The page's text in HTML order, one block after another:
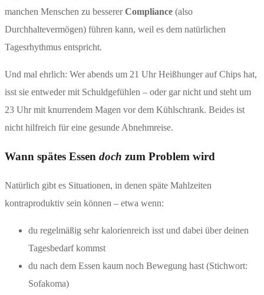
manchen Menschen zu bessererCompliance (also
Durchhaltevermögen) führen kann, weil es dem natürlichen
Tagesrhythmus entspricht.
Und mal ehrlich: Wer abends um 21 Uhr Heißhunger auf Chips hat,
isst sie entweder mit Schuldgefühlen – oder gar nicht und steht um
23 Uhr mit knurrendem Magen vor dem Kühlschrank. Beides ist
nicht hilfreich für eine gesunde Abnehmreise.
Wann spätes Essen doch zum Problem wird
Natürlich gibt es Situationen, in denen späte Mahlzeiten
kontraproduktiv sein können – etwa wenn:
du regelmäßig sehr kalorienreich isst und dabei über deinen
Tagesbedarf kommst
du nach dem Essen kaum noch Bewegung hast (Stichwort:
Sofakoma)